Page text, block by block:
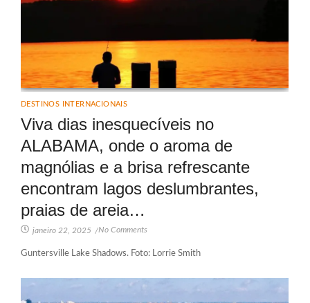
DESTINOS INTERNACIONAIS
Viva dias inesquecíveis no
ALABAMA, onde o aroma de
magnólias e a brisa refrescante
encontram lagos deslumbrantes,
praias de areia…
janeiro 22, 2025 /No Comments
Guntersville Lake Shadows. Foto: Lorrie Smith